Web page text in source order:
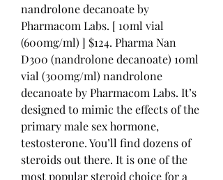
nandrolone decanoate by
Pharmacom Labs. [ 10ml vial
(600mg/ml) ] $124. Pharma Nan
D300 (nandrolone decanoate) 10ml
vial (300mg/ml) nandrolone
decanoate by Pharmacom Labs. It’s
designed to mimic the effects of the
primary male sex hormone,
testosterone. You’ll find dozens of
steroids out there. It is one of the
most popular steroid choice for a